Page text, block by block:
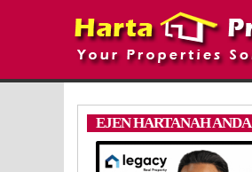
EJEN HARTANAH ANDA